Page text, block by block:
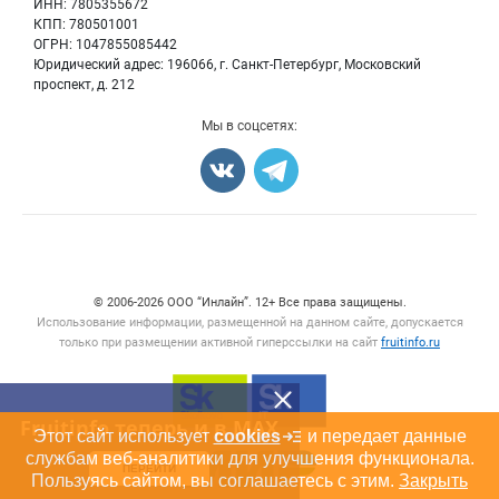
Fruitinfo теперь и в MAX
ПЕРЕЙТИ
ИНН: 7805355672
КПП: 780501001
ОГРН: 1047855085442
Юридический адрес: 196066, г. Санкт-Петербург, Московский
проспект, д. 212
Мы в соцсетях:
© 2006‑2026 ООО “Инлайн”. 12+ Все права защищены.
Использование информации, размещенной на данном сайте, допускается
только при размещении активной гиперссылки на сайт fruitinfo.ru
Этот сайт использует cookies
и передает данные
службам веб-аналитики для улучшения функционала.
Пользуясь сайтом, вы соглашаетесь с этим. Закрыть